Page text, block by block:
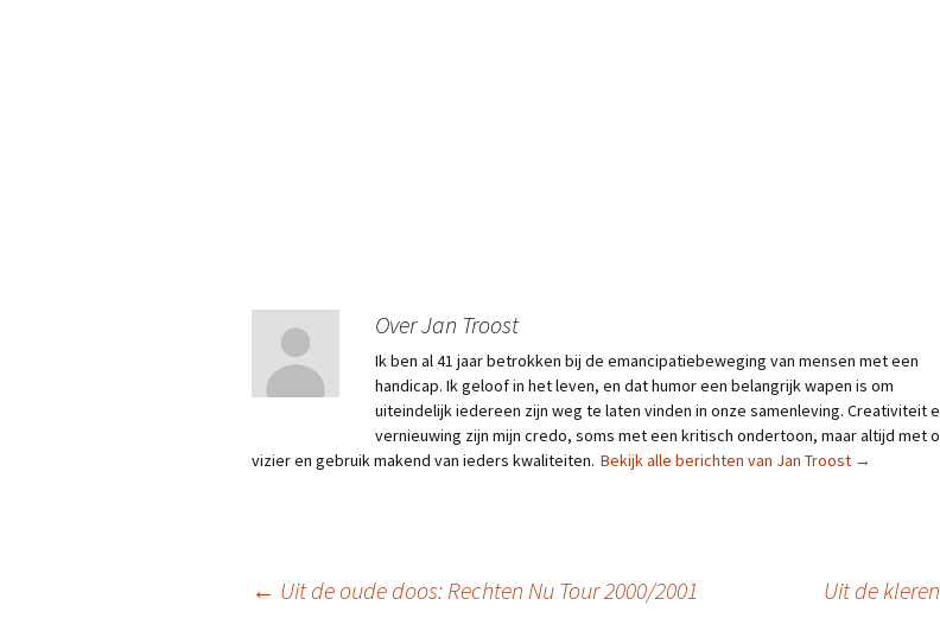
Over Jan Troost
Ik ben al 41 jaar betrokken bij de emancipatiebeweging van mensen met een
handicap. Ik geloof in het leven, en dat humor een belangrijk wapen is om
uiteindelijk iedereen zijn weg te laten vinden in onze samenleving. Creativiteit
vernieuwing zijn mijn credo, soms met een kritisch ondertoon, maar altijd met
vizier en gebruik makend van ieders kwaliteiten. Bekijk alle berichten van Jan Troost →
← Uit de oude doos: Rechten Nu Tour 2000/2001 Uit de kleren